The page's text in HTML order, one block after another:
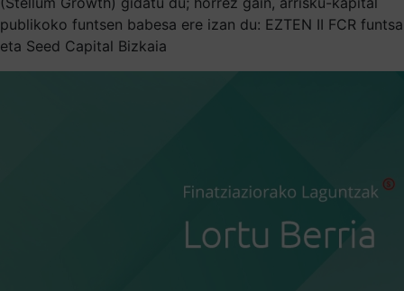
publikoko funtsen babesa ere izan du: EZTEN II FCR funtsa
eta Seed Capital Bizkaia